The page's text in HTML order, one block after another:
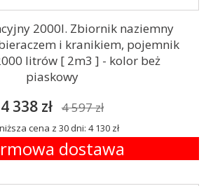
2000l. Zbiornik naziemny
i kranikiem, pojemnik
litrów [ 2m3 ] - kolor beż
piaskowy
4 338 zł 4 597 zł
cena z 30 dni: 4 130 zł
dostawa